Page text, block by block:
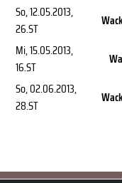
So, 12.05.2013,
26.ST
Mi, 15.05.2013,
16.ST
So, 02.06.2013,
28.ST